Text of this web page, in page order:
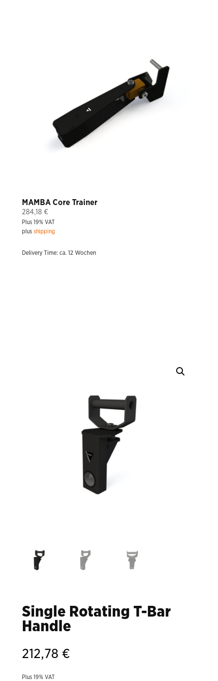
MAMBA Core Trainer
284,18 €
Plus 19% VAT
plus shipping
Delivery Time: ca. 12 Wochen
Single Rotating T-Bar
Handle
212,78 €
Plus 19% VAT